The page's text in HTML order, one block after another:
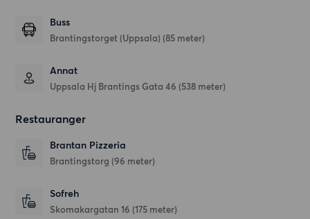
Buss
Brantingstorget (Uppsala) (85 meter)
Annat
Uppsala Hj Brantings Gata 46 (538 meter)
Restauranger
Brantan Pizzeria
Brantingstorg (96 meter)
Sofreh
Skomakargatan 16 (175 meter)